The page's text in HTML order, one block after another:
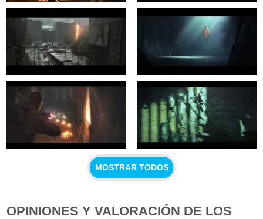
MOSTRAR TODOS
OPINIONES Y VALORACIÓN DE LOS